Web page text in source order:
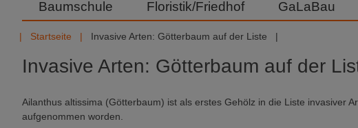
Baumschule Floristik/Friedhof GaLaBau
Startseite Invasive Arten: Götterbaum auf der Liste
Invasive Arten: Götterbaum auf der
Ailanthus altissima (Götterbaum) ist als erstes Gehölz in die Liste invasiver
aufgenommen worden.